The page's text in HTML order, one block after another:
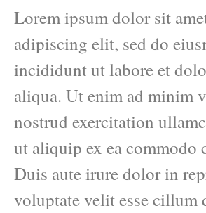
Lorem ipsum dolor sit
adipiscing elit, sed do
incididunt ut labore et
aliqua. Ut enim ad minim
nostrud exercitation
ut aliquip ex ea commodo
Duis aute irure dolor in
voluptate velit esse cillum